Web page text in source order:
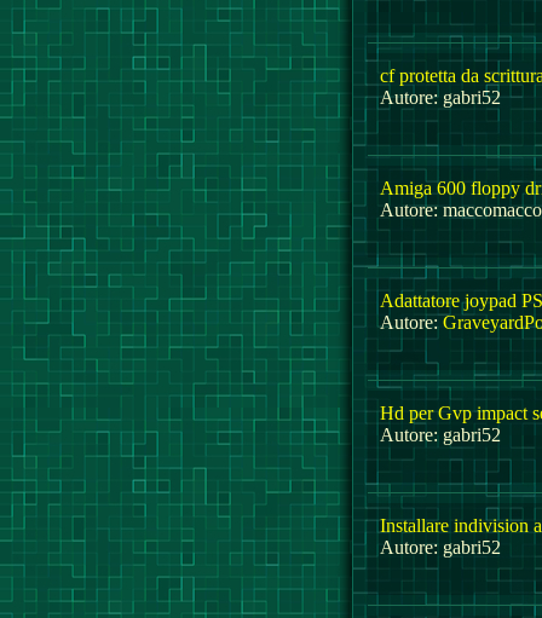
cf protetta da
Autore: gabri52
Amiga 600 floppy
Autore: maccomacco
Adattatore joypad
Autore:
Hd per Gvp impact
Autore: gabri52
Installare indivision
Autore: gabri52